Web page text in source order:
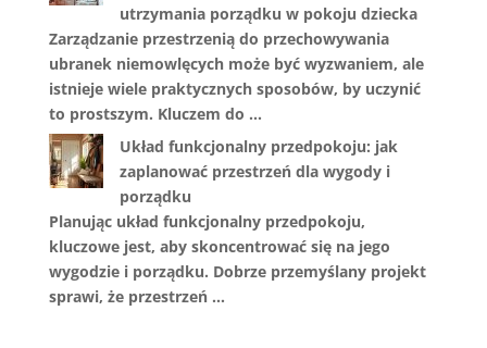
utrzymania porządku w pokoju dziecka
Zarządzanie przestrzenią do przechowywania
ubranek niemowlęcych może być wyzwaniem, ale
istnieje wiele praktycznych sposobów, by uczynić
to prostszym. Kluczem do …
Układ funkcjonalny przedpokoju: jak
zaplanować przestrzeń dla wygody i
porządku
Planując układ funkcjonalny przedpokoju,
kluczowe jest, aby skoncentrować się na jego
wygodzie i porządku. Dobrze przemyślany projekt
sprawi, że przestrzeń …